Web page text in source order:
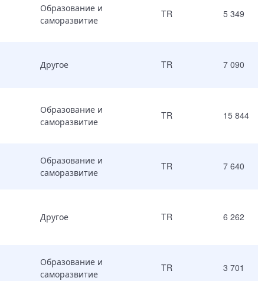
Образование и
саморазвитие
TR 5 349
Другое TR 7 090
Образование и
саморазвитие
TR 15 844
Образование и
саморазвитие
TR 7 640
Другое TR 6 262
Образование и
саморазвитие
TR 3 701